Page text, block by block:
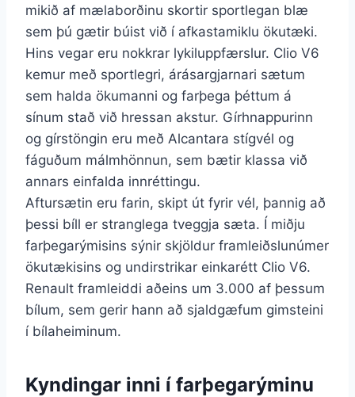
mikið af mælaborðinu skortir sportlegan blæ
sem þú gætir búist við í afkastamiklu ökutæki.
Hins vegar eru nokkrar lykiluppfærslur. Clio V6
kemur með sportlegri, árásargjarnari sætum
sem halda ökumanni og farþega þéttum á
sínum stað við hressan akstur. Gírhnappurinn
og gírstöngin eru með Alcantara stígvél og
fáguðum málmhönnun, sem bætir klassa við
annars einfalda innréttingu.
Aftursætin eru farin, skipt út fyrir vél, þannig að
þessi bíll er stranglega tveggja sæta. Í miðju
farþegarýmisins sýnir skjöldur framleiðslunúmer
ökutækisins og undirstrikar einkarétt Clio V6.
Renault framleiddi aðeins um 3.000 af þessum
bílum, sem gerir hann að sjaldgæfum gimsteini
í bílaheiminum.
Kyndingar inni í farþegarýminu